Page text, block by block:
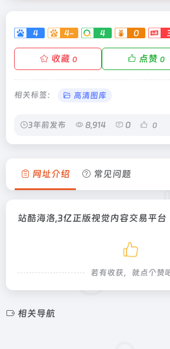
4 4- 4 0
收藏 0 点赞 0
相关标签： 高清图库
3年前发布 8,914 0 0
网址介绍 常见问题
站酷海洛,3亿正版视觉内容交易平台
若有收获，就点个赞
相关导航